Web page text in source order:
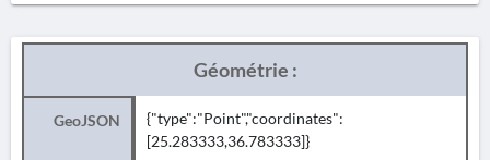
Géométrie :
GeoJSON
{"type":"Point","coordinates":
[25.283333,36.783333]}